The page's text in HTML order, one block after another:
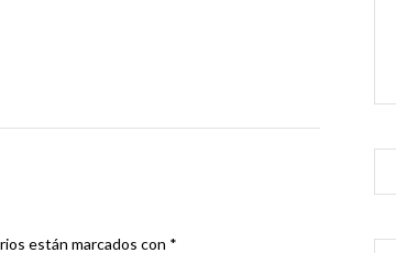
están marcados con *